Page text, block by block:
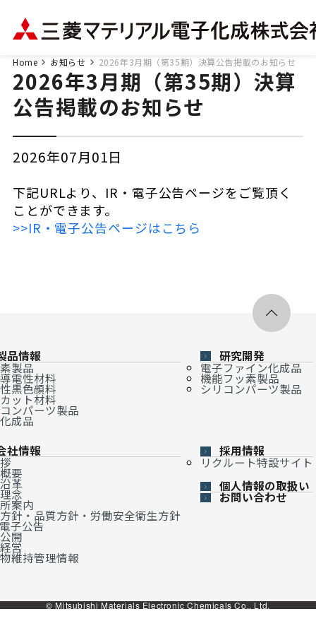
Home お知らせ 2026年3月期（第35期）決算公告掲載のお知らせ
2026年3月期（第35期）決算
公告掲載のお知らせ
2026年07月01日
下記URLより、IR・電子公告ページをご覧頂く
ことができます。
>>IR・電子公告ページはこちら
品情報
製品
電性材料
黒色顔料
ット材料
ンパーツ製品
成品
研究開発
電子ファイン化成品
機能フッ素製品
シリコンパーツ製品
社情報
要
革
念
案内
針・品質方針・労働安全衛生方針
子公告
開
営
維持管理情報
採用情報
リクルート特設サイト
個人情報の取扱い
お問い合わせ
© Mitsubishi Materials Electronic Chemicals Co., Ltd.